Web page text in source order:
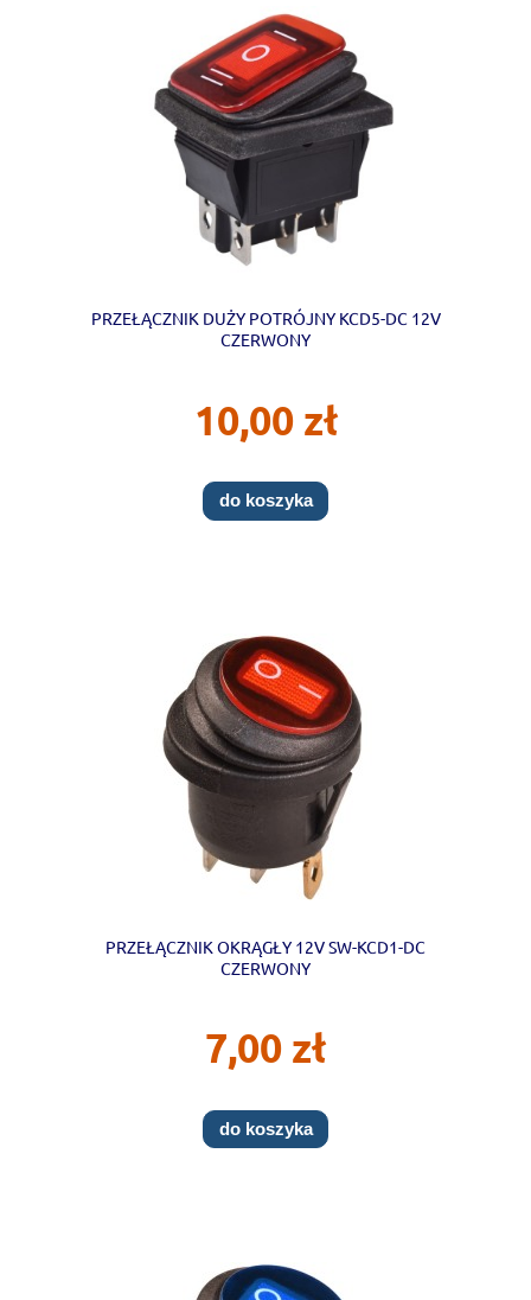
PRZEŁĄCZNIK DUŻY POTRÓJNY KCD5-DC 12V
CZERWONY
10,00 zł
do koszyka
PRZEŁĄCZNIK OKRĄGŁY 12V SW-KCD1-DC
CZERWONY
7,00 zł
do koszyka